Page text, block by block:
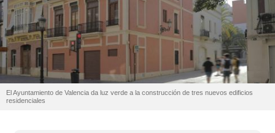
El Ayuntamiento de Valencia da luz verde a la construcción de tres nuevos edificios
residenciales